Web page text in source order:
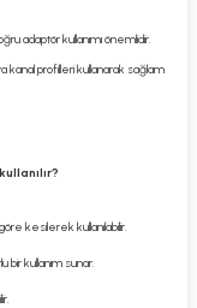
adaptör kullanımı önemlidir.
kanal profilleri kullanarak sağlam
kesilerek kullanılabilir.
bir kullanım sunar.